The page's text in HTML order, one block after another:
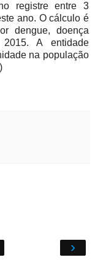
registre entre 3
ano. O cálculo é
dengue, doença
A entidade
na população
›